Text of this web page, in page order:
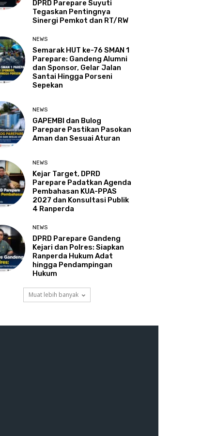
DPRD Parepare Suyuti
Tegaskan Pentingnya
Sinergi Pemkot dan RT/RW
NEWS
Semarak HUT ke-76 SMAN 1
Parepare: Gandeng Alumni
dan Sponsor, Gelar Jalan
Santai Hingga Porseni
Sepekan
NEWS
GAPEMBI dan Bulog
Parepare Pastikan Pasokan
Aman dan Sesuai Aturan
NEWS
Kejar Target, DPRD
Parepare Padatkan Agenda
Pembahasan KUA-PPAS
2027 dan Konsultasi Publik
4 Ranperda
NEWS
DPRD Parepare Gandeng
Kejari dan Polres: Siapkan
Ranperda Hukum Adat
hingga Pendampingan
Hukum
Muat lebih banyak